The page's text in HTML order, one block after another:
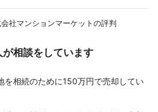
社マンションマーケットの評判
相談をしています
を相続のために150万円で売却してい